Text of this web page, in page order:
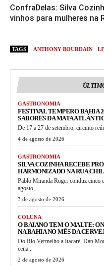
ConfraDelas: Silva
vinhos para mulheres na
TAGS ANTHONY BOURDAIN
GASTRONOMIA
FESTIVAL TEMPERO BAHIA
SABORES DA MATA
De 17 a 27 de setembro, circuito
4 de agosto de 2026
GASTRONOMIA
SILVA COZINHA RECEBE
HARMONIZADO NA RUA
Pablo Miranda Roger conduz cinco
agosto,...
3 de agosto de 2026
COLUNA
O BAIANO TEM O MALTE:
NA BAHIA NO MÊS DA
Do Rio Vermelho a Itacaré, Dan
cena...
2 de agosto de 2026